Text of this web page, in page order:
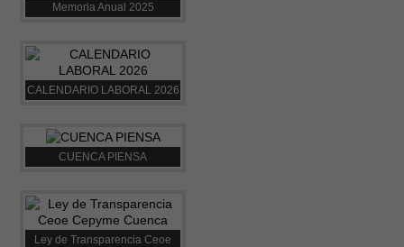
Memoria Anual 2025
CALENDARIO LABORAL 2026
CUENCA PIENSA
Ley de Transparencia Ceoe